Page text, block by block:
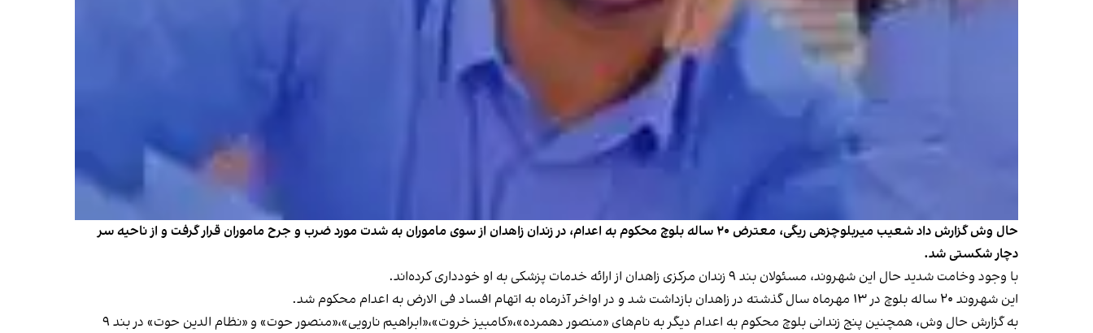
حال وش گزارش داد شعیب میربلوچزهی ریگی، معترض ۲۰ ساله بلوچ محکوم به اعدام، در زندان زاهدان از سوی ماموران به شدت مورد ضرب و جرح ماموران قرار گرفت و از ناحیه سر
دچار شکستی شد.
با وجود وخامت شدید حال این شهروند، مسئولان بند ۹ زندان مرکزی زاهدان از ارائه خدمات پزشکی به او خودداری کرده‌اند.
این شهروند ۲۰ ساله بلوچ در ۱۳ مهرماه سال گذشته در زاهدان بازداشت شد و در اواخر آذرماه به اتهام افساد فی الارض به اعدام محکوم شد.
به گزارش حال وش، همچنین پنج زندانی بلوچ محکوم به اعدام دیگر به نام‌های «منصور دهمرده»،«کامبیز خروت»،«ابراهیم نارویی»،«منصور حوت» و «نظام الدین حوت» در بند ۹